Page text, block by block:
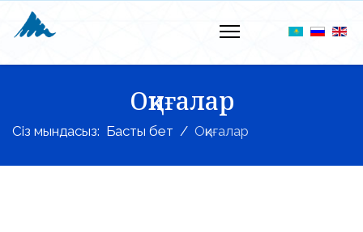
АЛЕКСАНДРОВИЧ
2023 жылдың 11 қазанында сағат 16:00-
де Әбілхан Қастеев атындағы ҚР